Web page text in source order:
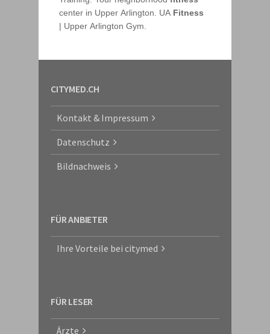
CITYMED.CH
Kontakt & Impressum
Datenschutz
Bildnachweis
FÜR ANBIETER
Ihre Vorteile bei citymed
FÜR LESER
Ärzte